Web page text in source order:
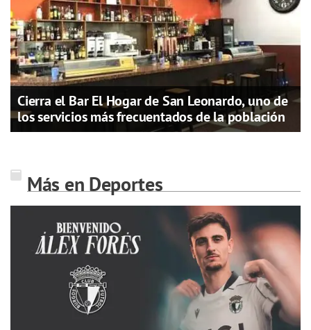
Cierra el Bar El Hogar de San Leonardo, uno de
los servicios más frecuentados de la población
Más en Deportes